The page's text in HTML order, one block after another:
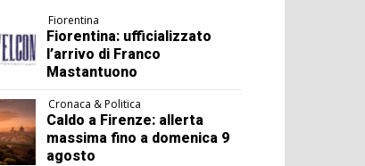
Fiorentina
Fiorentina: ufficializzato
l’arrivo di Franco
Mastantuono
Cronaca & Politica
Caldo a Firenze: allerta
massima fino a domenica 9
agosto